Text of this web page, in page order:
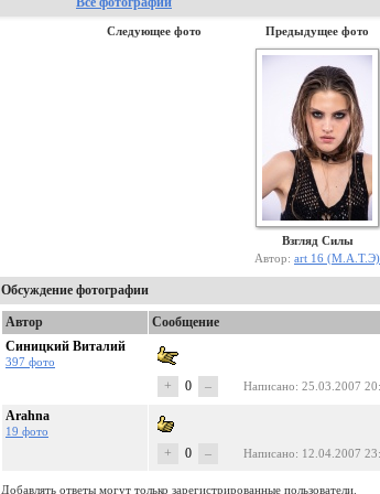
Следующее фото Предыдущее фото
Взгляд Силы
Автор: art 16 (М.А.Т.Э)
Обсуждение фотографии
Автор
Сообщение
Синицкий Виталий
397 фото
+ 0 – Написано: 25.03.2007
Arahna
19 фото
+ 0 – Написано: 12.04.2007
Добавлять ответы могут только зарегистрированные пользователи.